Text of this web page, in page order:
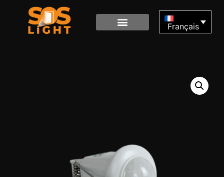
Français